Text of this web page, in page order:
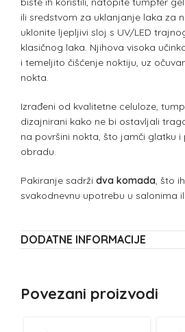
ili sredstvom za uklanjanje laka za
uklonite ljepljivi sloj s UV/LED
klasičnog laka. Njihova visoka
i temeljito čišćenje noktiju, uz
nokta.
Izrađeni od kvalitetne celuloze,
dizajnirani kako ne bi ostavljali
na površini nokta, što jamči glatku i
obradu.
Pakiranje sadrži dva komada, što
svakodnevnu upotrebu u salonima
DODATNE INFORMACIJE
Povezani proizvodi